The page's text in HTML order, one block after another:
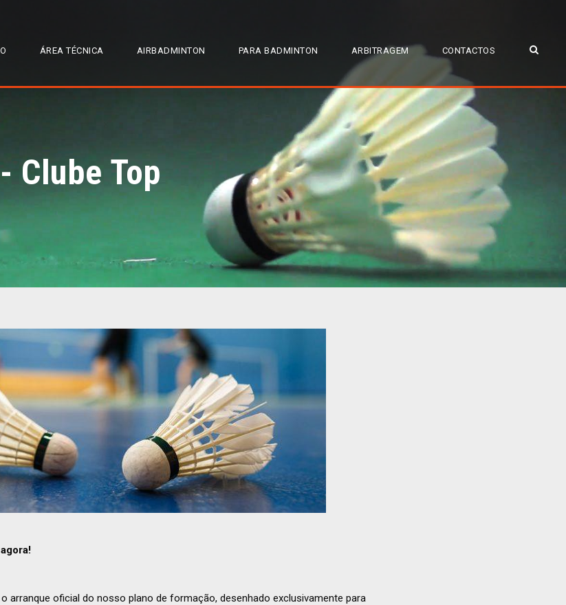
ÁREA TÉCNICA AIRBADMINTON PARA BADMINTON ARBITRAGEM CONTACTOS
Clube Top
arranque oficial do nosso plano de formação, desenhado exclusivamente para